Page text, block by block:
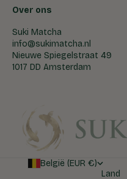
Over ons
Suki Matcha
info@sukimatcha.nl
Nieuwe Spiegelstraat 49
1017 DD Amsterdam
België (EUR €)
Land